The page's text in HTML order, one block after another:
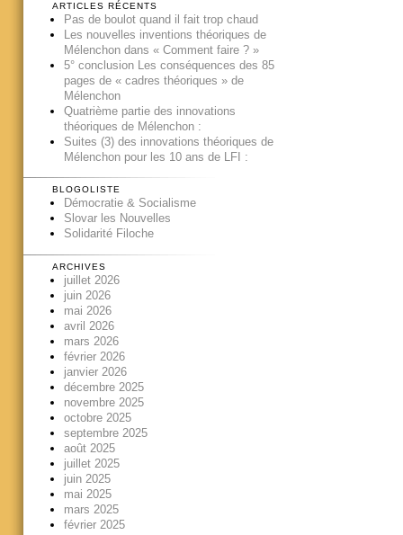
ARTICLES RÉCENTS
Pas de boulot quand il fait trop chaud
Les nouvelles inventions théoriques de
Mélenchon dans « Comment faire ? »
5° conclusion Les conséquences des 85
pages de « cadres théoriques » de
Mélenchon
Quatrième partie des innovations
théoriques de Mélenchon :
Suites (3) des innovations théoriques de
Mélenchon pour les 10 ans de LFI :
BLOGOLISTE
Démocratie & Socialisme
Slovar les Nouvelles
Solidarité Filoche
ARCHIVES
juillet 2026
juin 2026
mai 2026
avril 2026
mars 2026
février 2026
janvier 2026
décembre 2025
novembre 2025
octobre 2025
septembre 2025
août 2025
juillet 2025
juin 2025
mai 2025
mars 2025
février 2025